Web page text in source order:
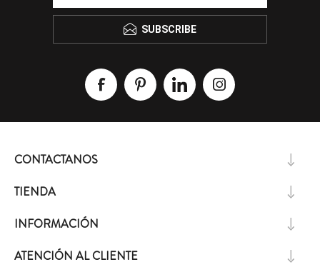
SUBSCRIBE
CONTACTANOS
TIENDA
INFORMACIÓN
ATENCIÓN AL CLIENTE